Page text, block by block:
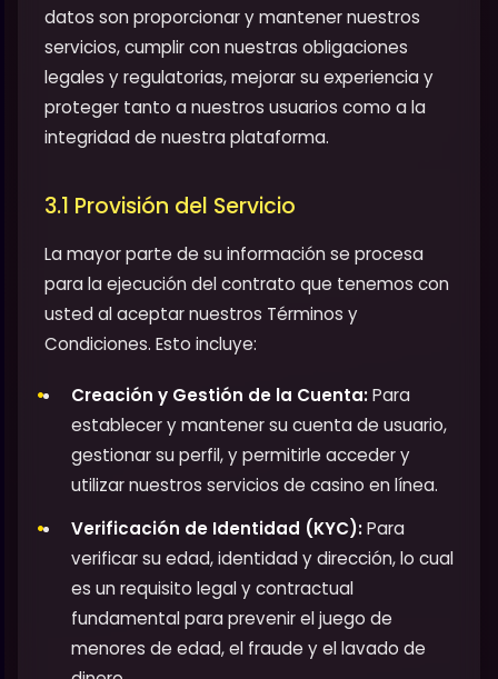
datos son proporcionar y mantener nuestros
servicios, cumplir con nuestras obligaciones
legales y regulatorias, mejorar su experiencia y
proteger tanto a nuestros usuarios como a la
integridad de nuestra plataforma.
3.1 Provisión del Servicio
La mayor parte de su información se procesa
para la ejecución del contrato que tenemos con
usted al aceptar nuestros Términos y
Condiciones. Esto incluye:
Creación y Gestión de la Cuenta:Para
establecer y mantener su cuenta de usuario,
gestionar su perfil, y permitirle acceder y
utilizar nuestros servicios de casino en línea.
Verificación de Identidad (KYC):Para
verificar su edad, identidad y dirección, lo cual
es un requisito legal y contractual
fundamental para prevenir el juego de
menores de edad, el fraude y el lavado de